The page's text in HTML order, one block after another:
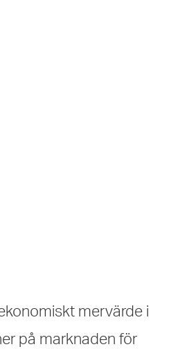
mervärde i
på marknaden för